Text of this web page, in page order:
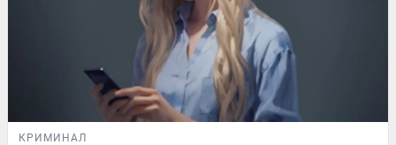
КРИМИНАЛ